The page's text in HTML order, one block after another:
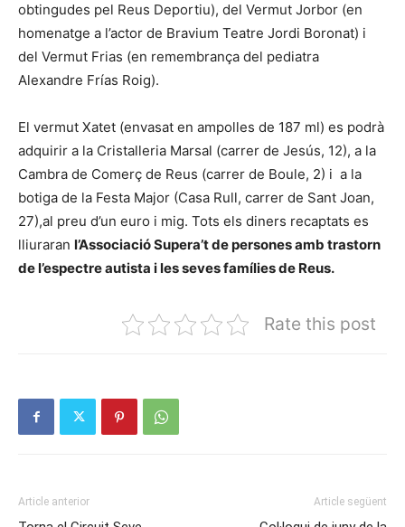
obtingudes pel Reus Deportiu), del Vermut Jorbor (en
homenatge a l’actor de Bravium Teatre Jordi Boronat) i
del Vermut Frias (en remembrança del pediatra
Alexandre Frías Roig).
El vermut Xatet (envasat en ampolles de 187 ml) es podrà
adquirir a la Cristalleria Marsal (carrer de Jesús, 12), a la
Cambra de Comerç de Reus (carrer de Boule, 2) i a la
botiga de la Festa Major (Casa Rull, carrer de Sant Joan,
27),al preu d’un euro i mig. Tots els diners recaptats es
lliuraran l’Associació Supera’t de persones amb trastorn
de l’espectre autista i les seves famílies de Reus.
Rate this post
Article anterior Article següent